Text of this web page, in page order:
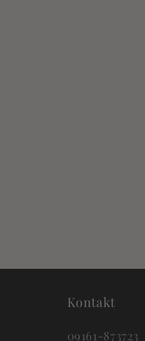
Kontakt
09161-873723